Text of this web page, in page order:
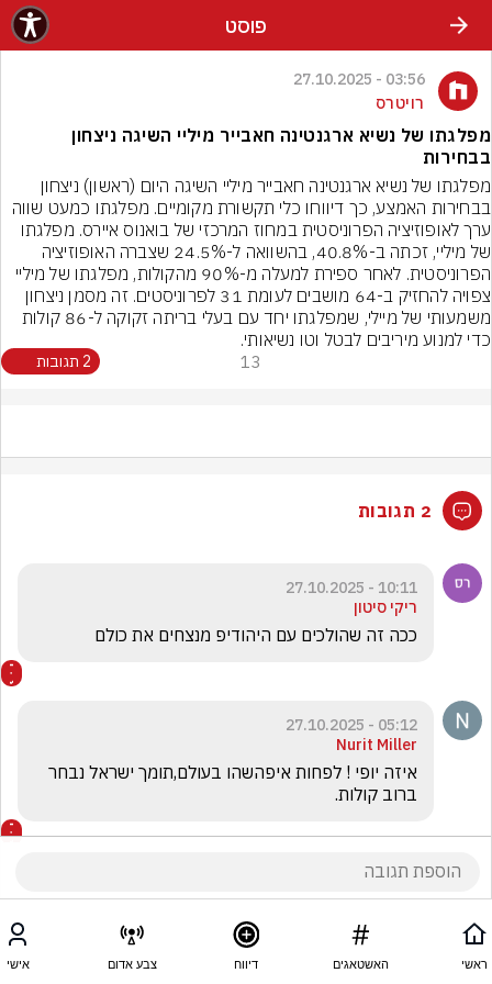
פוסט
03:56 - 27.10.2025
רויטרס
מפלגתו של נשיא ארגנטינה חאבייר מיליי השיגה ניצחון
בבחירות
כדי למנוע מיריבים לבטל וטו נשיאותי.
13 2 תגובות
2 תגובות
10:11 - 27.10.2025
ריקי סיטון
ככה זה שהולכים עם היהודיפ מנצחים את כולם
05:12 - 27.10.2025
Nurit Miller
ברוב קולות.
ראשי האשטאגים דיווח צבע אדום אישי